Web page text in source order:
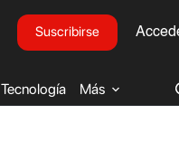
Suscribirse
Tecnología Más